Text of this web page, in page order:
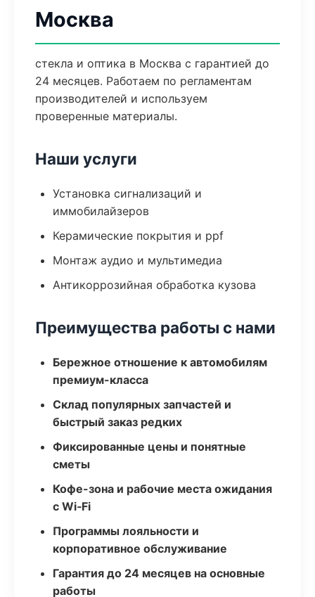
Москва
стекла и оптика в Москва с гарантией до
24 месяцев. Работаем по регламентам
производителей и используем
проверенные материалы.
Наши услуги
Установка сигнализаций и
иммобилайзеров
Керамические покрытия и ppf
Монтаж аудио и мультимедиа
Антикоррозийная обработка кузова
Преимущества работы с нами
Бережное отношение к автомобилям
премиум-класса
Склад популярных запчастей и
быстрый заказ редких
Фиксированные цены и понятные
сметы
Кофе-зона и рабочие места ожидания
с Wi‑Fi
Программы лояльности и
корпоративное обслуживание
Гарантия до 24 месяцев на основные
работы